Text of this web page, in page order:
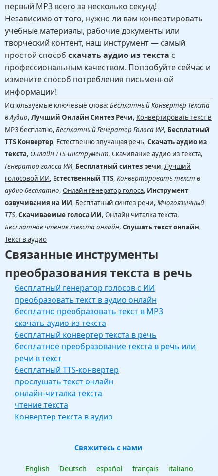
первый MP3 всего за несколько секунд!
Независимо от того, нужно ли вам конвертировать
учебные материалы, рабочие документы или
творческий контент, наш инструмент — самый
простой способ скачать аудио из текста с
профессиональным качеством. Попробуйте сейчас и
измените способ потребления письменной
информации!
Используемые ключевые слова: Бесплатный Конвертер Текста
в Аудио, Лучший Онлайн Синтез Речи, Конвертировать текст в
MP3 бесплатно, Бесплатный Генератор Голоса ИИ, Бесплатный
TTS Конвертер, Естественно звучащая речь, Скачать аудио из
текста, Онлайн TTS-инструмент, Скачивание аудио из текста,
Генератор голоса ИИ, Бесплатный синтез речи, Лучший
голосовой ИИ, Естественный TTS, Конвертировать текст в
аудио бесплатно, Онлайн генератор голоса, Инструмент
озвучивания на ИИ, Бесплатный синтез речи, Многоязычный
TTS, Скачиваемые голоса ИИ, Онлайн читалка текста,
Бесплатное чтение текста онлайн, Слушать текст онлайн,
Текст в аудио
Связанные инструменты
преобразования текста в речь
бесплатный генератор голосов с ИИ
преобразовать текст в аудио онлайн
бесплатно преобразовать текст в MP3
скачать аудио из текста
бесплатный конвертер текста в речь
бесплатное преобразование текста в речь или
речи в текст
бесплатный TTS-конвертер
прослушать текст онлайн
онлайн-читалка текста
чтение текста
Конвертер текста в аудио
Свяжитесь с нами
English Deutsch español français italiano